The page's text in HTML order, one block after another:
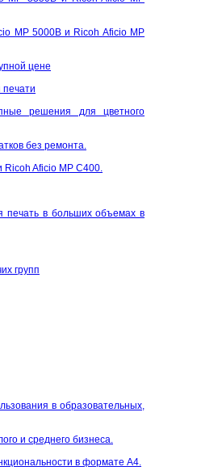
MP 5000B и Ricoh Aficio MP
цене
решения для цветного
без ремонта.
Aficio MP C400.
печать в больших объемах в
групп
в образовательных,
и среднего бизнеса.
в формате А4.